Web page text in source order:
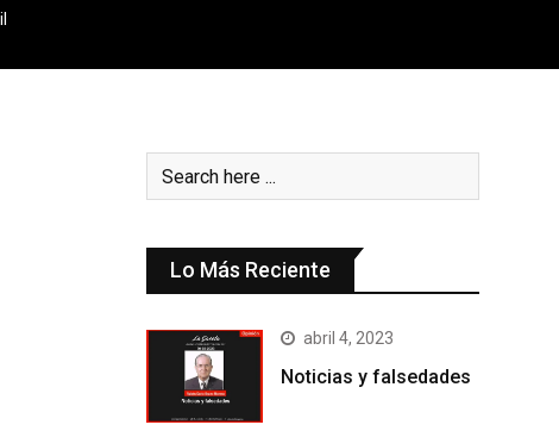
Lo Más Reciente
abril 4, 2023
Noticias y falsedades